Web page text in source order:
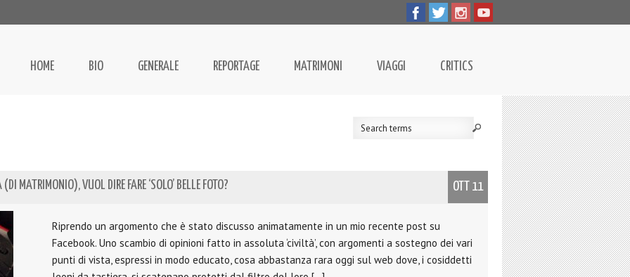
HOME BIO GENERALE REPORTAGE MATRIMONI VIAGGI CRITICS
MATRIMONIO), VUOL DIRE FARE ‘SOLO’ BELLE FOTO? OTT 11
Riprendo un argomento che è stato discusso animatamente in un mio recente post su
Facebook. Uno scambio di opinioni fatto in assoluta ‘civiltà’, con argomenti a sostegno dei vari
punti di vista, espressi in modo educato, cosa abbastanza rara oggi sul web dove, i cosiddetti